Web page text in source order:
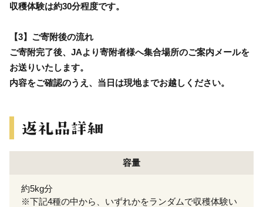
収穫体験は約30分程度です。
【3】ご寄附後の流れ
ご寄附完了後、JAより寄附者様へ集合場所のご案内メールを
お送りいたします。
内容をご確認のうえ、当日は現地までお越しください。
容量
約5kg分
※下記4種の中から、いずれかをランダムで収穫体験い